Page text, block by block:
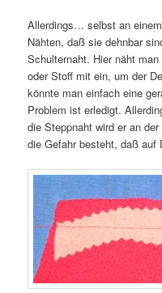
Allerdings… selbst an
Nähten, daß sie dehnbar
Schulternaht. Hier näht
oder Stoff mit ein, um der
könnte man einfach eine
Problem ist erledigt.
die Steppnaht wird er an
die Gefahr besteht, daß auf